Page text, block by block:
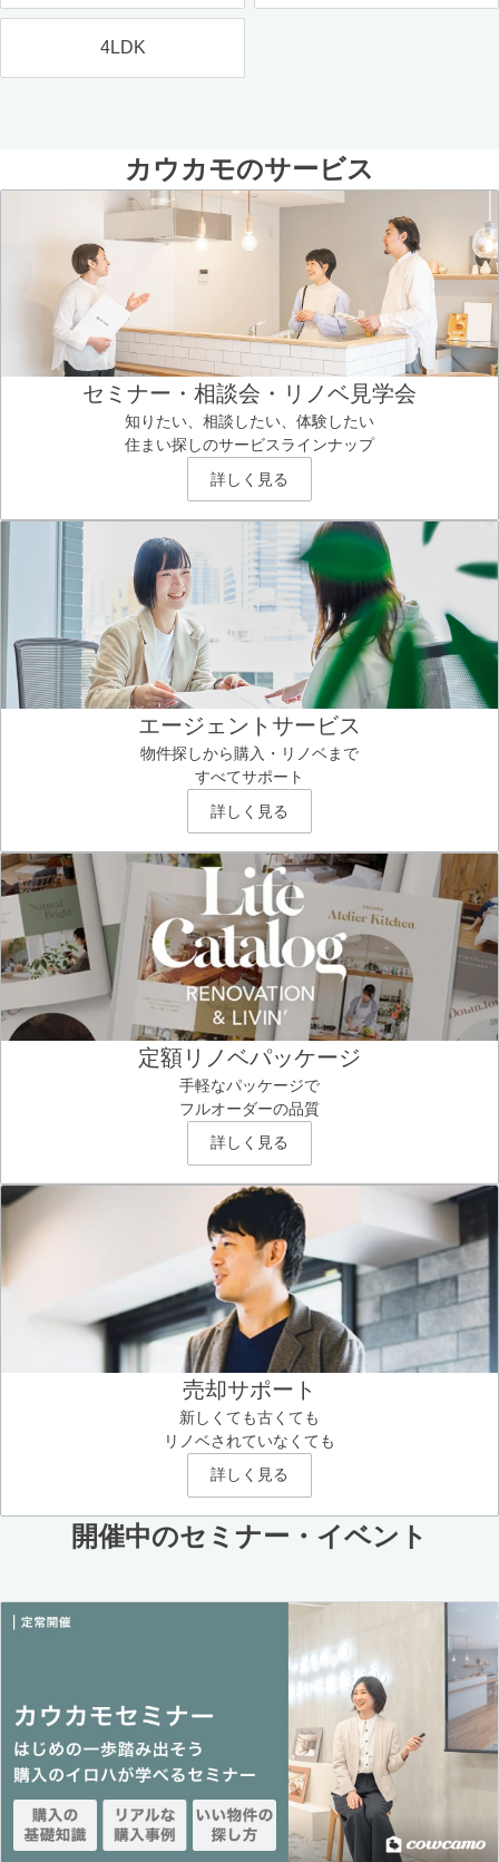
4LDK
カウカモのサービス
セミナー・相談会・リノベ見学会
知りたい、相談したい、体験したい
住まい探しのサービスラインナップ
詳しく見る
エージェントサービス
物件探しから購入・リノベまで
すべてサポート
詳しく見る
定額リノベパッケージ
手軽なパッケージで
フルオーダーの品質
詳しく見る
売却サポート
新しくても古くても
リノベされていなくても
詳しく見る
開催中のセミナー・イベント